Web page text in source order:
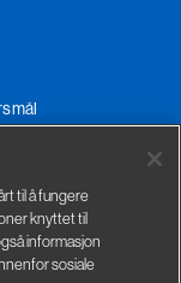
til å fungere
knyttet til
informasjon
sosiale